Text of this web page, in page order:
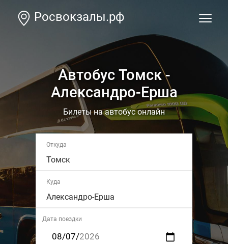
Росвокзалы.рф
Автобус Томск -
Александро-Ерша
Билеты на автобус онлайн
Откуда
Томск
Куда
Александро-Ерша
Дата поездки